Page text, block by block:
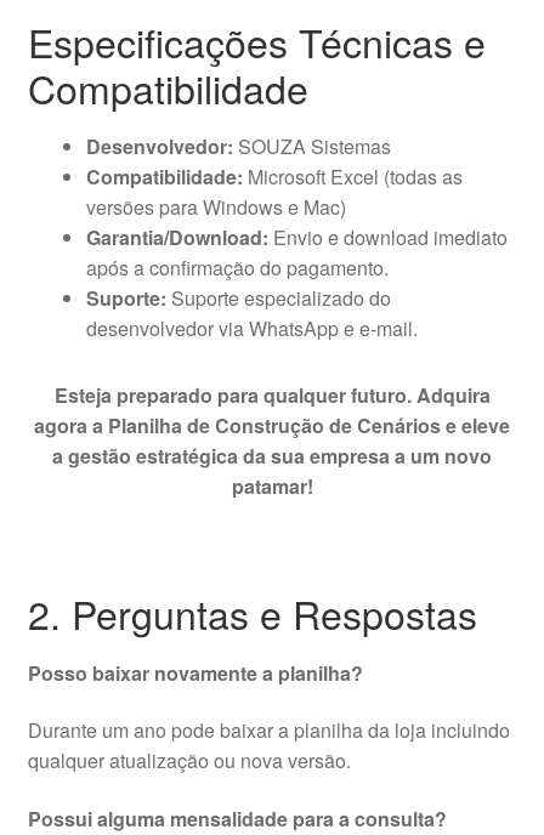
Especificações Técnicas e
Compatibilidade
Desenvolvedor: SOUZA Sistemas
Compatibilidade: Microsoft Excel (todas as
versões para Windows e Mac)
Garantia/Download: Envio e download imediato
após a confirmação do pagamento.
Suporte: Suporte especializado do
desenvolvedor via WhatsApp e e-mail.
Esteja preparado para qualquer futuro. Adquira
agora a Planilha de Construção de Cenários e eleve
a gestão estratégica da sua empresa a um novo
patamar!
2. Perguntas e Respostas
Posso baixar novamente a planilha?
Durante um ano pode baixar a planilha da loja incluindo
qualquer atualização ou nova versão.
Possui alguma mensalidade para a consulta?